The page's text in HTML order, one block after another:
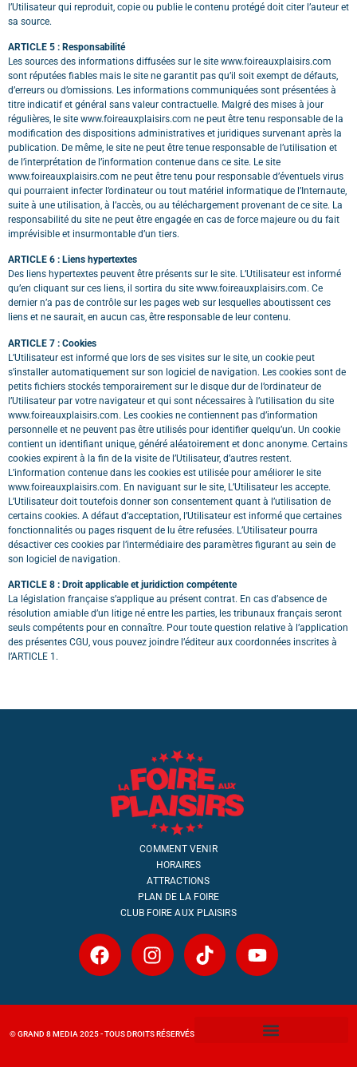
l’Utilisateur qui reproduit, copie ou publie le contenu protégé doit citer l’auteur et
sa source.
ARTICLE 5 : Responsabilité
Les sources des informations diffusées sur le site www.foireauxplaisirs.com
sont réputées fiables mais le site ne garantit pas qu’il soit exempt de défauts,
d’erreurs ou d’omissions. Les informations communiquées sont présentées à
titre indicatif et général sans valeur contractuelle. Malgré des mises à jour
régulières, le site www.foireauxplaisirs.com ne peut être tenu responsable de la
modification des dispositions administratives et juridiques survenant après la
publication. De même, le site ne peut être tenue responsable de l’utilisation et
de l’interprétation de l’information contenue dans ce site. Le site
www.foireauxplaisirs.com ne peut être tenu pour responsable d’éventuels virus
qui pourraient infecter l’ordinateur ou tout matériel informatique de l’Internaute,
suite à une utilisation, à l’accès, ou au téléchargement provenant de ce site. La
responsabilité du site ne peut être engagée en cas de force majeure ou du fait
imprévisible et insurmontable d’un tiers.
ARTICLE 6 : Liens hypertextes
Des liens hypertextes peuvent être présents sur le site. L’Utilisateur est informé
qu’en cliquant sur ces liens, il sortira du site www.foireauxplaisirs.com. Ce
dernier n’a pas de contrôle sur les pages web sur lesquelles aboutissent ces
liens et ne saurait, en aucun cas, être responsable de leur contenu.
ARTICLE 7 : Cookies
L’Utilisateur est informé que lors de ses visites sur le site, un cookie peut
s’installer automatiquement sur son logiciel de navigation. Les cookies sont de
petits fichiers stockés temporairement sur le disque dur de l’ordinateur de
l’Utilisateur par votre navigateur et qui sont nécessaires à l’utilisation du site
www.foireauxplaisirs.com. Les cookies ne contiennent pas d’information
personnelle et ne peuvent pas être utilisés pour identifier quelqu’un. Un cookie
contient un identifiant unique, généré aléatoirement et donc anonyme. Certains
cookies expirent à la fin de la visite de l’Utilisateur, d’autres restent.
L’information contenue dans les cookies est utilisée pour améliorer le site
www.foireauxplaisirs.com. En naviguant sur le site, L’Utilisateur les accepte.
L’Utilisateur doit toutefois donner son consentement quant à l’utilisation de
certains cookies. A défaut d’acceptation, l’Utilisateur est informé que certaines
fonctionnalités ou pages risquent de lu être refusées. L’Utilisateur pourra
désactiver ces cookies par l’intermédiaire des paramètres figurant au sein de
son logiciel de navigation.
ARTICLE 8 : Droit applicable et juridiction compétente
La législation française s’applique au présent contrat. En cas d’absence de
résolution amiable d’un litige né entre les parties, les tribunaux français seront
seuls compétents pour en connaître. Pour toute question relative à l’application
des présentes CGU, vous pouvez joindre l’éditeur aux coordonnées inscrites à
l’ARTICLE 1.
COMMENT VENIR
HORAIRES
ATTRACTIONS
PLAN DE LA FOIRE
CLUB FOIRE AUX PLAISIRS
© GRAND 8 MEDIA 2025 - TOUS DROITS RÉSERVÉS